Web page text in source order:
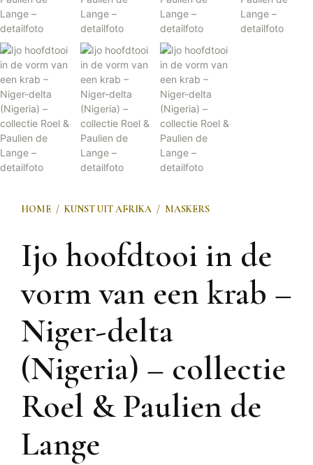
HOME / KUNST UIT AFRIKA / MASKERS
Ijo hoofdtooi in de
vorm van een krab –
Niger-delta
(Nigeria) – collectie
Roel & Paulien de
Lange